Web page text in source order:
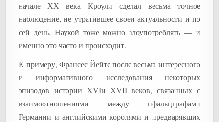
начале ХХ века Кроули сделал весьма точное
наблюдение, не утратившее своей актуальности и по
сей день. Наукой тоже можно злоупотреблять — и
именно это часто и происходит.
К примеру, Франсес Йейтс после весьма интересного
и информативного исследования некоторых
эпизодов истории XVIи XVII веков, связанных с
взаимоотношениями между пфальцграфами
Германии и английскими королями и предварявших